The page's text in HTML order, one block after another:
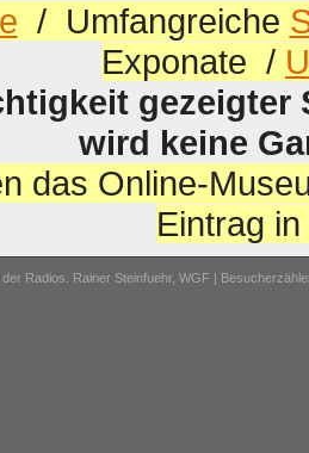
/ Umfangreiche
Exponate /
wird keine
das Online-
Eintrag
Radios. Rainer Steinfuehr, WGF |